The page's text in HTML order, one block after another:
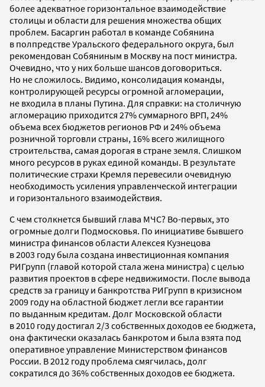
более адекватное горизонтальное взаимодействие
столицы и области для решения множества общих
проблем. Басаргин работал в команде Собянина
в полпредстве Уральского федерального округа, был
рекомендован Собяниным в Москву на пост министра.
Очевидно, что у них больше шансов договориться.
Но не сложилось. Видимо, консолидация команды,
контролирующей ресурсы огромной агломерации,
не входила в планы Путина. Для справки: на столичную
агломерацию приходится 27% суммарного ВРП, 24%
объема всех бюджетов регионов РФ и 24% объема
розничной торговли страны, 16% всего жилищного
строительства, самая дорогая в стране земля. Слишком
много ресурсов в руках единой команды. В результате
политические страхи Кремля перевесили очевидную
необходимость усиления управленческой интеграции
и горизонтального взаимодействия.
С чем столкнется бывший глава МЧС? Во-первых, это
огромные долги Подмосковья. По инициативе бывшего
министра финансов области Алексея Кузнецова
в 2003 году была создана инвестиционная компания
РИГрупп (главой которой стала жена министра) с целью
развития проектов в сфере недвижимости. После вывода
средств за границу и банкротства РИГрупп в кризисном
2009 году на областной бюджет легли все гарантии
по выданным кредитам. Долг Московской области
в 2010 году достигал 2/3 собственных доходов ее бюджета,
она фактически оказалась банкротом и была взята под
оперативное управление Министерством финансов
России. В 2012 году проблема смягчилась, долг
сократился до 36% собственных доходов ее бюджета.